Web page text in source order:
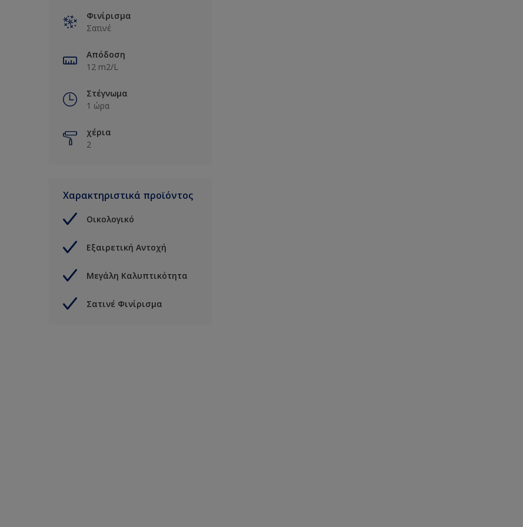
Φινίρισμα
Σατινέ
Απόδοση
12 m2/L
Στέγνωμα
1 ώρα
χέρια
2
Χαρακτηριστικά προϊόντος
Οικολογικό
Εξαιρετική Αντοχή
Μεγάλη Καλυπτικότητα
Σατινέ Φινίρισμα